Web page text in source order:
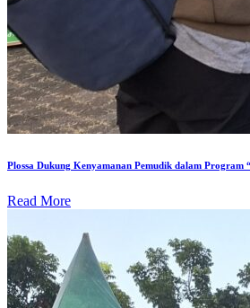
Plossa Dukung Kenyamanan Pemudik dalam
Read More